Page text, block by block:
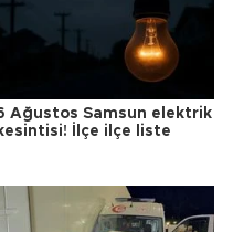
Ağustos Samsun elektrik
kesintisi! İlçe ilçe liste